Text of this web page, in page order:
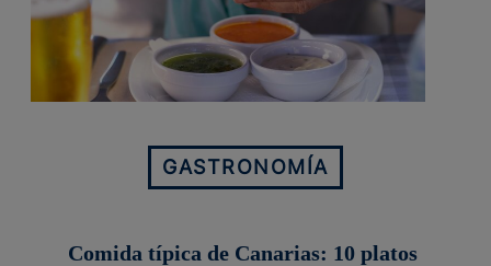
GASTRONOMÍA
Comida típica de Canarias: 10 platos